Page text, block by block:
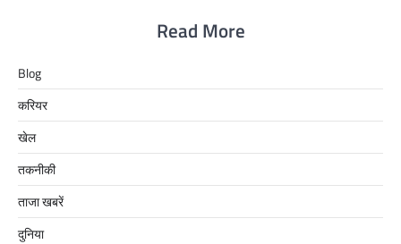
Read More
Blog
करियर
खेल
तकनीकी
ताजा खबरें
दुनिया